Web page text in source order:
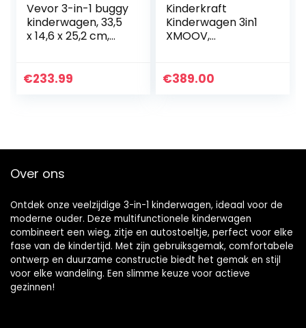
Vevor 3-in-1 buggy
kinderwagen, 33,5
x 14,6 x 25,2 cm,
buggy, licht,
€233.99
Kinderkraft
Kinderwagen 3in1
XMOOV,
Reissysteem, met
€389.00
Over ons
Ontdek onze veelzijdige 3-in-1 kinderwagen, ideaal voor de
moderne ouder. Deze multifunctionele kinderwagen
combineert een wieg, zitje en autostoeltje, perfect voor elke
fase van de kindertijd. Met zijn gebruiksgemak, comfortabele
ontwerp en duurzame constructie biedt het gemak en stijl
voor elke wandeling. Een slimme keuze voor actieve
gezinnen!